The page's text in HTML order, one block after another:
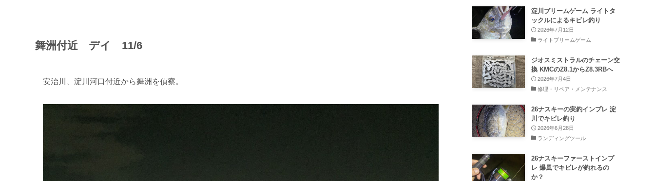
舞洲付近 デイ 11/6
安治川、淀川河口付近から舞洲を偵察。
淀川ブリームゲーム ライトタ
ックルによるキビレ釣り
2026年7月12日
ライトブリームゲーム
ジオスミストラルのチェーン交
換 KMCのZ8.1からZ8.3RBへ
2026年7月4日
修理・リペア・メンテナンス
26ナスキーの実釣インプレ 淀
川でキビレ釣り
2026年6月28日
ランディングツール
26ナスキーファーストインプ
レ 爆風でキビレが釣れるの
か？